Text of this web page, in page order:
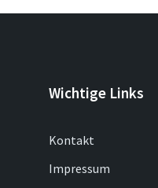
Wichtige Links
Kontakt
Impressum